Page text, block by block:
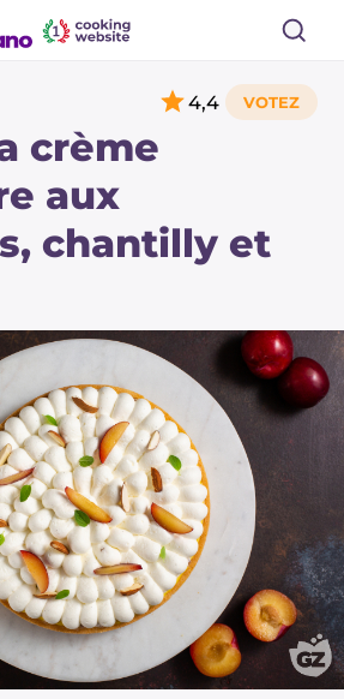
crème
aux
chantilly et
4,4